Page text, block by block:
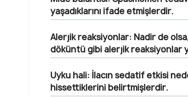
yaşadıklarını ifade etmişlerdir.
Alerjik reaksiyonlar: Nadir de
döküntü gibi alerjik reaksiyonlar
Uyku hali: İlacın sedatif etkisi
hissettiklerini belirtmişlerdir.